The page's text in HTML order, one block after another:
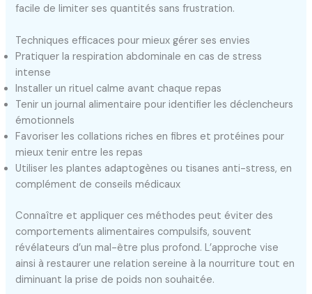
facile de limiter ses quantités sans frustration.
Techniques efficaces pour mieux gérer ses envies
Pratiquer la respiration abdominale en cas de stress
intense
Installer un rituel calme avant chaque repas
Tenir un journal alimentaire pour identifier les déclencheurs
émotionnels
Favoriser les collations riches en fibres et protéines pour
mieux tenir entre les repas
Utiliser les plantes adaptogènes ou tisanes anti-stress, en
complément de conseils médicaux
Connaître et appliquer ces méthodes peut éviter des
comportements alimentaires compulsifs, souvent
révélateurs d’un mal-être plus profond. L’approche vise
ainsi à restaurer une relation sereine à la nourriture tout en
diminuant la prise de poids non souhaitée.